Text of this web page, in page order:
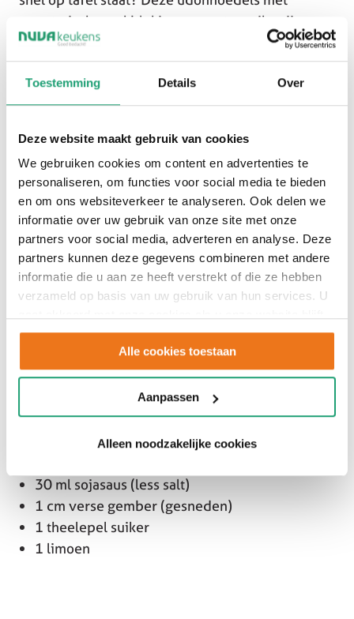
Toestemming Details Over
Deze website maakt gebruik van cookies
We gebruiken cookies om content en advertenties te
personaliseren, om functies voor social media te bieden
en om ons websiteverkeer te analyseren. Ook delen we
informatie over uw gebruik van onze site met onze
partners voor social media, adverteren en analyse. Deze
partners kunnen deze gegevens combineren met andere
informatie die u aan ze heeft verstrekt of die ze hebben
verzameld op basis van uw gebruik van hun services. U
gebruiken.
Alle cookies toestaan
Aanpassen
Alleen noodzakelijke cookies
vegetarische wokblokjes en puntpaprika zijn een
favoriet binnen ons team. Het gerecht is
smaakvol, kleurrijk en staat binnen twintig
minuten klaar. Perfect voor een drukke dag of
wanneer je gewoon zin hebt in iets makkelijks en
300 gram Amoy straight to wok Udon noedels
(2 porties)
120 ml Go-Tan Original wok teriyaki
1 teen knoflook
1 pakje Garden Gourmet Oosterse wokblokjes
1 komkommer
1 hand gezouten pinda’s
30 ml sojasaus (less salt)
1 cm verse gember (gesneden)
1 theelepel suiker
1 limoen